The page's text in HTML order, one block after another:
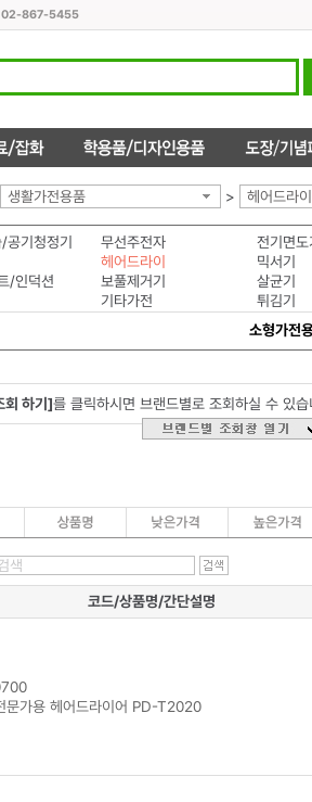
02-867-5455
생활가전용품 > 헤어드라이
기청정기 무선주전자 전기면도
헤어드라이 믹서기
/인덕션
보풀제거기 살균기
기타가전 튀김기
소형가전
회 하기]를 클릭하시면 브랜드별로 조회하실 수 있습
코드/상품명/간단설명
문가용 헤어드라이어 PD-T2020